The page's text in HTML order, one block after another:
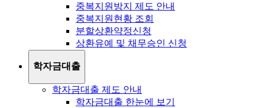
중복지원방지 제도 안내
중복지원현황 조회
분할상환약정신청
상환유예 및 채무승인 신청
학자금대출
학자금대출 제도 안내
학자금대출 한눈에 보기